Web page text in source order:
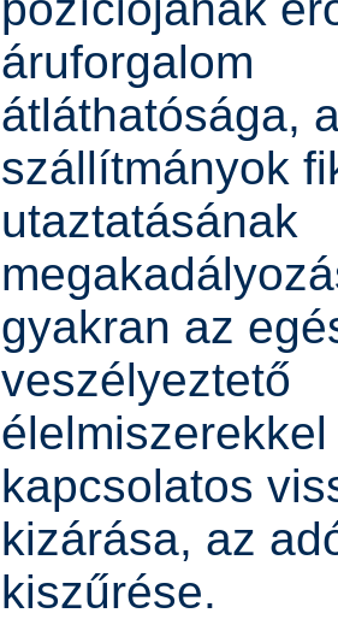
áruforgalom
átláthatósága,
szállítmányok
utaztatásának
gyakran az
veszélyeztető
élelmiszerekkel
kapcsolatos
kizárása, az
kiszűrése.